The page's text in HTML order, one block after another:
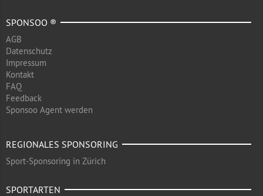
SPONSOO ®
AGB
Datenschutz
Impressum
Kontakt
FAQ
Feedback
Sponsoo Agent werden
REGIONALES SPONSORING
Sport-Sponsoring in Zürich
SPORTARTEN